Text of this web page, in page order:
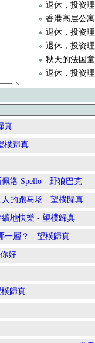
退休，投资
香港高层公
退休，投资
退休，投资
秋天的法国
退休，投资
真
樸歸真
洛 Spello - 野狼巴克
的跑马场 - 望樸歸真
地快樂 - 望樸歸真
一層？ - 望樸歸真
好
歸真